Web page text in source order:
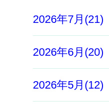
2026年7月(21)
2026年6月(20)
2026年5月(12)